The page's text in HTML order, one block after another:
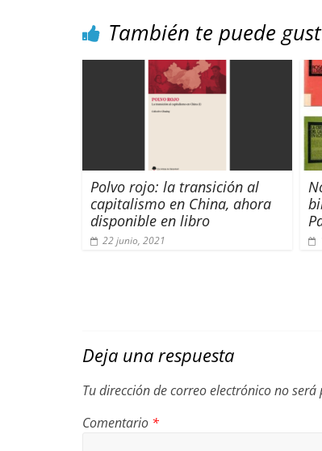
k
También te puede
Polvo rojo: la transición al
capitalismo en China, ahora
disponible en libro
22 junio, 2021
Deja una respuesta
Tu dirección de correo electrónico no será
Comentario *